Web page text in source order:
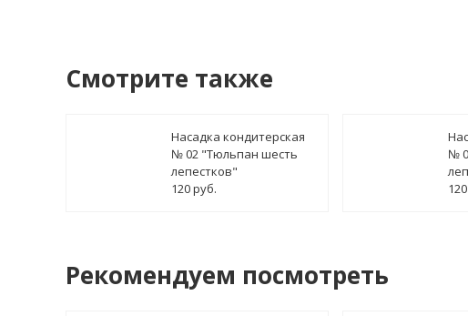
Смотрите также
Насадка кондитерская
№ 02 "Тюльпан шесть
лепестков"
120 руб.
№
Рекомендуем посмотреть